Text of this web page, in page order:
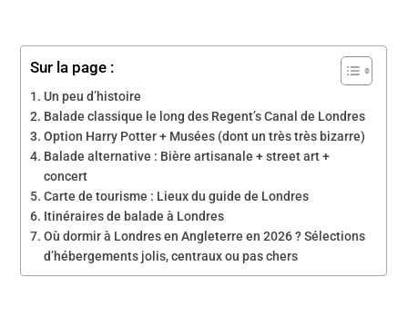
Sur la page :
Un peu d’histoire
Balade classique le long des Regent’s Canal de Londres
Option Harry Potter + Musées (dont un très très bizarre)
Balade alternative : Bière artisanale + street art +
concert
Carte de tourisme : Lieux du guide de Londres
Itinéraires de balade à Londres
Où dormir à Londres en Angleterre en 2026 ? Sélections
d’hébergements jolis, centraux ou pas chers